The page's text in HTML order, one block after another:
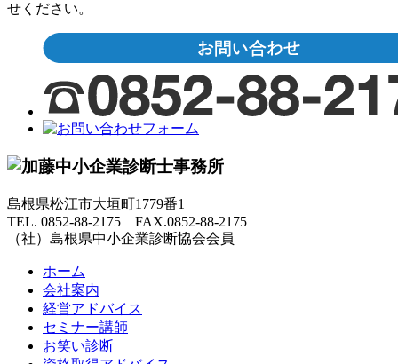
せください。
島根県松江市大垣町1779番1
TEL. 0852-88-2175 FAX.0852-88-2175
（社）島根県中小企業診断協会会員
ホーム
会社案内
経営アドバイス
セミナー講師
お笑い診断